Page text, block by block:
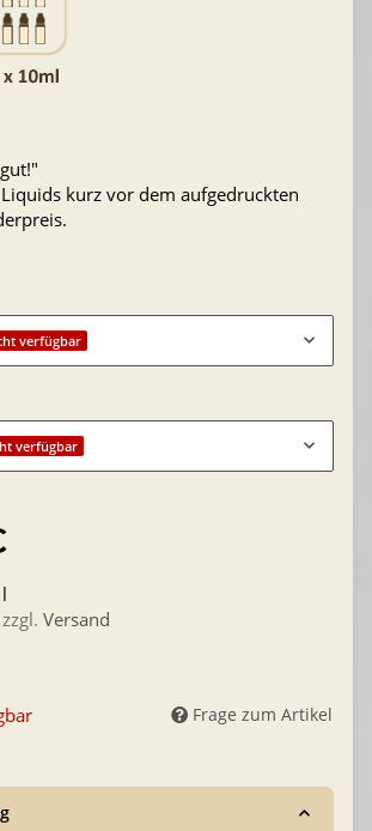
kurz vor dem aufgedruckten
verfügbar
verfügbar
Versand
Frage zum Artikel